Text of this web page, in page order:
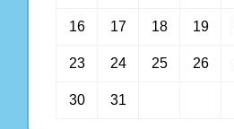
16 17 18 19
23 24 25 26
30 31